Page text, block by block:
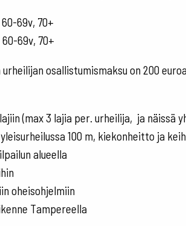
69v, 70+
69v, 70+
urheilijan osallistumismaksu on 200
(max 3 lajia per. urheilija, ja näissä
100 m, kiekonheitto ja
alueella
oheisohjelmiin
Tampereella